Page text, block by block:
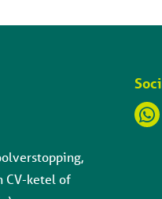
CV-ketel of